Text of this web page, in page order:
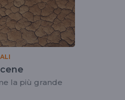
la più grande